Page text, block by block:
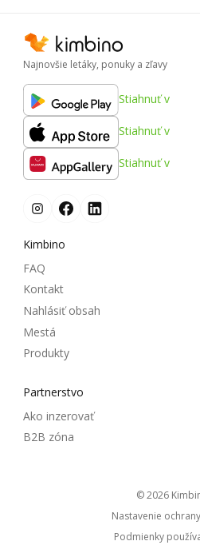
Najnovšie letáky, ponuky a zľavy
Stiahnuť v
Stiahnuť v
Stiahnuť v
Kimbino
FAQ
Kontakt
Nahlásiť obsah
Mestá
Produkty
Partnerstvo
Ako inzerovať
B2B zóna
© 2026
Nastavenie
Podmienky